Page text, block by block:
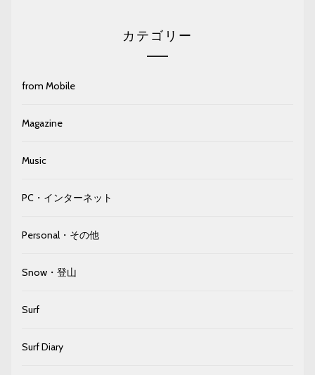
カテゴリー
from Mobile
Magazine
Music
PC・インターネット
Personal・その他
Snow・登山
Surf
Surf Diary